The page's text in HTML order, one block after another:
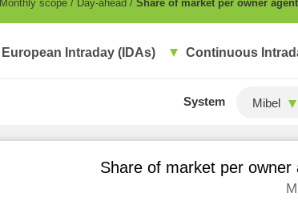
Monthly scope Day-ahead Share of market per owner
European Intraday (IDAs) Continuous
System Mibel
Share of market per